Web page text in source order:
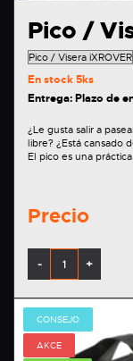
Pico /
En stock5ks
Entrega: Plazo de
¿Le gusta salir a
libre? ¿Está cansado de usar telas feas sobre la capota de su cochecito?
El pico es una
Precio
- +
CONSEJO
AKCE